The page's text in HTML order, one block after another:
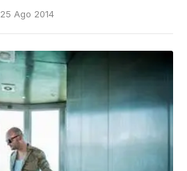
25 Ago 2014